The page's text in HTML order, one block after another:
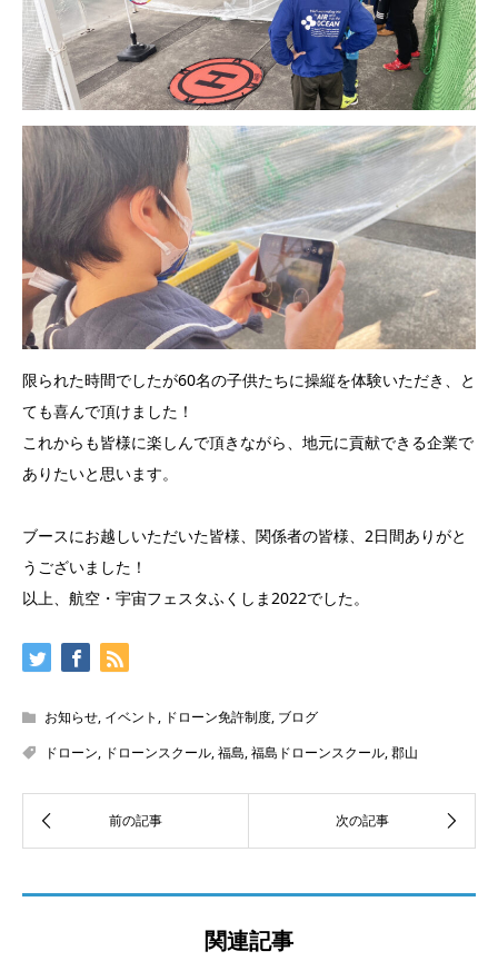
限られた時間でしたが60名の子供たちに操縦を体験いただき、と
ても喜んで頂けました！
これからも皆様に楽しんで頂きながら、地元に貢献できる企業で
ありたいと思います。
ブースにお越しいただいた皆様、関係者の皆様、2日間ありがと
うございました！
以上、航空・宇宙フェスタふくしま2022でした。
お知らせ, イベント , ドローン免許制度, ブログ
ドローン, ドローンスクール,福島,福島ドローンスクール,郡山
関連記事